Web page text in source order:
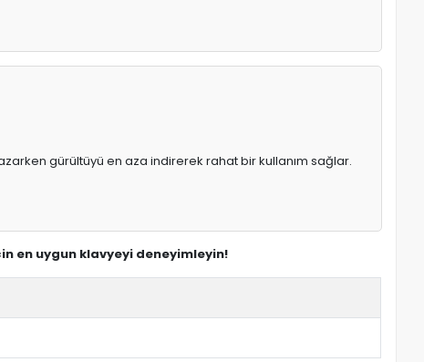
gürültüyü en aza indirerek rahat bir kullanım sağlar.
en uygun klavyeyi deneyimleyin!